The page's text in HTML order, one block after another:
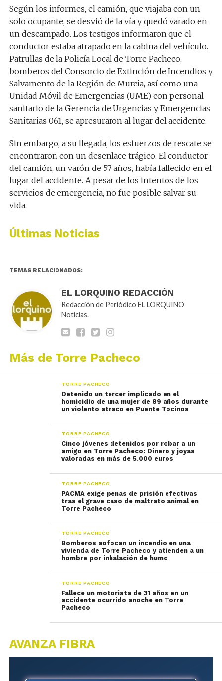
Según los informes, el camión, que viajaba con un
solo ocupante, se desvió de la vía y quedó varado en
un descampado. Los testigos informaron que el
conductor estaba atrapado en la cabina del vehículo.
Patrullas de la Policía Local de Torre Pacheco,
bomberos del Consorcio de Extinción de Incendios y
Salvamento de la Región de Murcia, así como una
Unidad Móvil de Emergencias (UME) con personal
sanitario de la Gerencia de Urgencias y Emergencias
Sanitarias 061, se apresuraron al lugar del accidente.
Sin embargo, a su llegada, los esfuerzos de rescate se
encontraron con un desenlace trágico. El conductor
del camión, un varón de 57 años, había fallecido en el
lugar del accidente. A pesar de los intentos de los
servicios de emergencia, no fue posible salvar su
vida.
Últimas Noticias
TEMAS RELACIONADOS:
EL LORQUINO REDACCIÓN
Redacción de Periódico EL LORQUINO
Noticias.
Más de Torre Pacheco
TORRE PACHECO
Detenido un tercer implicado en el
homicidio de una mujer de 89 años durante
un violento atraco en Puente Tocinos
TORRE PACHECO
Cinco jóvenes detenidos por robar a un
amigo en Torre Pacheco: Dinero y joyas
valoradas en más de 5.000 euros
TORRE PACHECO
PACMA exige penas de prisión efectivas
tras el grave caso de maltrato animal en
Torre Pacheco
TORRE PACHECO
Bomberos aofocan un incendio en una
vivienda de Torre Pacheco y atienden a un
hombre por inhalación de humo
TORRE PACHECO
Fallece un motorista de 31 años en un
accidente ocurrido anoche en Torre
Pacheco
AVANZA FIBRA